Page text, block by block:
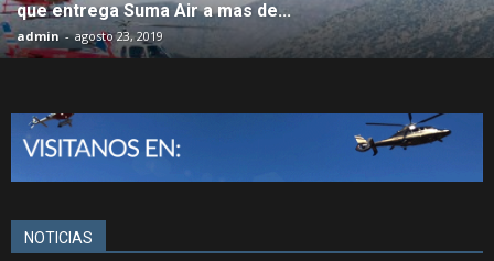
que entrega Suma Air a mas de...
admin - agosto 23, 2019
NOTICIAS